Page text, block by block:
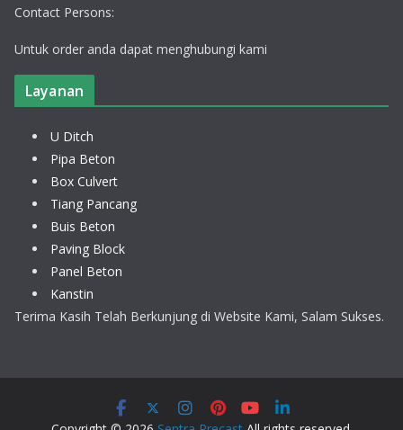
Contact Persons:
Untuk order anda dapat menghubungi kami
Layanan
U Ditch
Pipa Beton
Box Culvert
Tiang Pancang
Buis Beton
Paving Block
Panel Beton
Kanstin
Terima Kasih Telah Berkunjung di Website Kami, Salam Sukses.